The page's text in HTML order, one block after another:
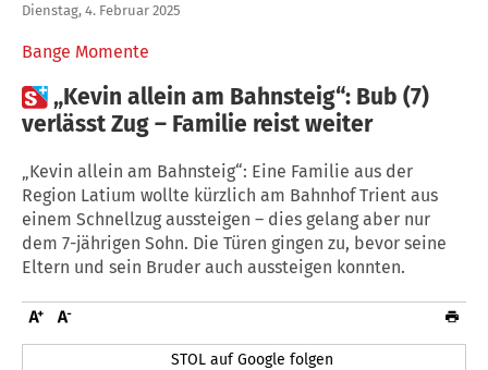
Bange Momente
Dienstag, 4. Februar 2025
„Kevin allein am Bahnsteig“: Bub (7)
verlässt Zug – Familie reist weiter
„Kevin allein am Bahnsteig“: Eine Familie aus der
Region Latium wollte kürzlich am Bahnhof Trient aus
einem Schnellzug aussteigen – dies gelang aber nur
dem 7-jährigen Sohn. Die Türen gingen zu, bevor seine
Eltern und sein Bruder auch aussteigen konnten.
STOL auf Google folgen